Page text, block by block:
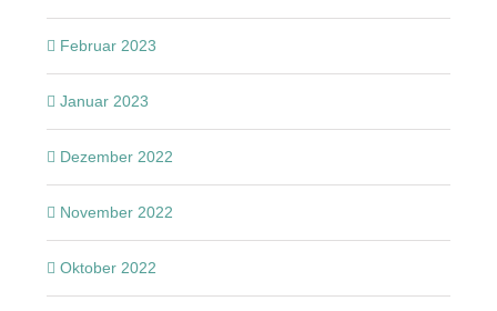
Februar 2023
Januar 2023
Dezember 2022
November 2022
Oktober 2022